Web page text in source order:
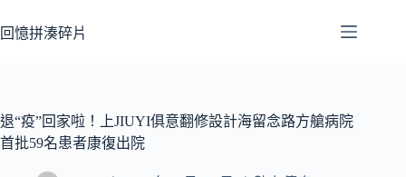
至
容
回憶拼湊碎片
退“疫”回家啦！上JIUYI俱意翻修設計海留念路方艙病院
首批59名患者康復出院